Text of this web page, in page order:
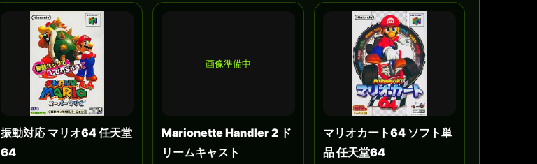
振動対応 マリオ64 任天堂
64
画像準備中
Marionette Handler 2 ド
リームキャスト
マリオカート64 ソフト単
品 任天堂64